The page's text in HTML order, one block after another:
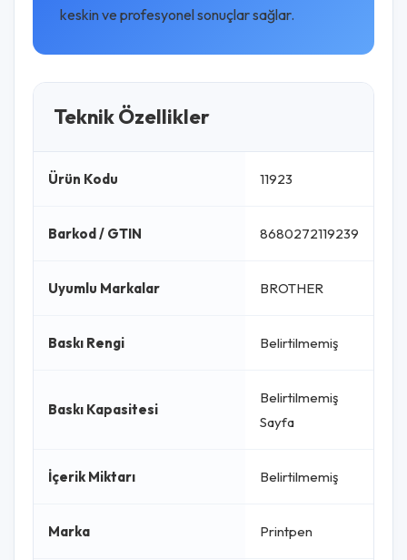
keskin ve profesyonel sonuçlar sağlar.
Teknik Özellikler
Ürün Kodu 11923
Barkod / GTIN 8680272119239
Uyumlu Markalar BROTHER
Baskı Rengi Belirtilmemiş
Baskı Kapasitesi
Belirtilmemiş
Sayfa
İçerik Miktarı Belirtilmemiş
Marka Printpen